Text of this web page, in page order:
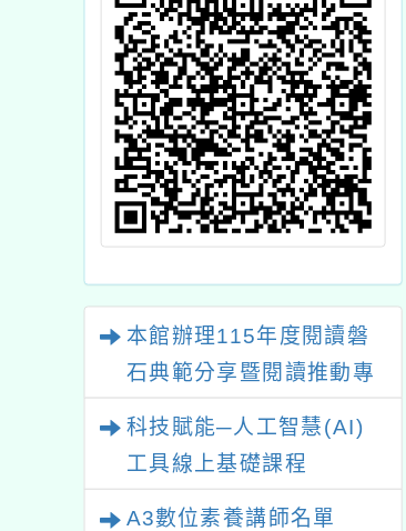
本館辦理115年度閱讀磐
石典範分享暨閱讀推動專
科技賦能─人工智慧(AI)
工具線上基礎課程
A3數位素養講師名單